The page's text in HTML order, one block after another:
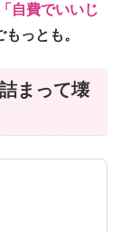
「自費でいいじ
もっとも。
まって壊